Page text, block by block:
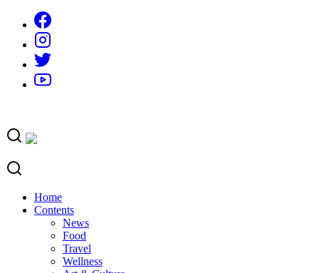
content
Home
Contents
News
Food
Travel
Wellness